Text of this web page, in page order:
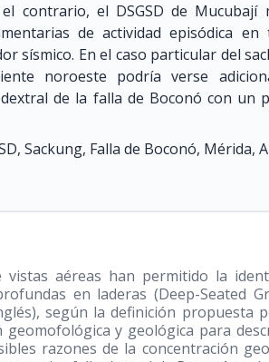
contrario, el DSGSD de Mucubají
de actividad episódica en
sísmico. En el caso particular del
noroeste podría verse
de la falla de Boconó con un
Sackung, Falla de Boconó, Mérida,
aéreas han permitido la
en laderas (Deep-Seated
según la definición propuesta
geomofológica y geológica para
razones de la concentración